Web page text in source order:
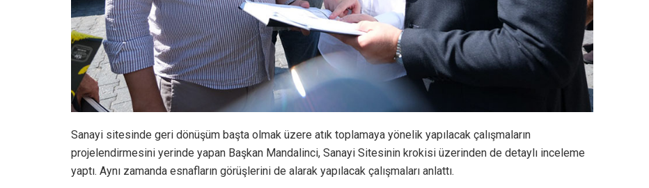
Sanayi sitesinde geri dönüşüm başta olmak üzere atık toplamaya yönelik yapılacak çalışmaların
projelendirmesini yerinde yapan Başkan Mandalinci, Sanayi Sitesinin krokisi üzerinden de detaylı inceleme
yaptı. Aynı zamanda esnafların görüşlerini de alarak yapılacak çalışmaları anlattı.